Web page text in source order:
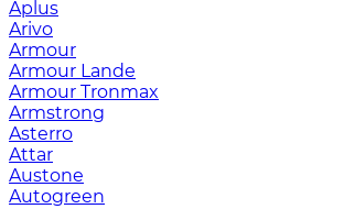
Aplus
Arivo
Armour
Armour Lande
Armour Tronmax
Armstrong
Asterro
Attar
Austone
Autogreen